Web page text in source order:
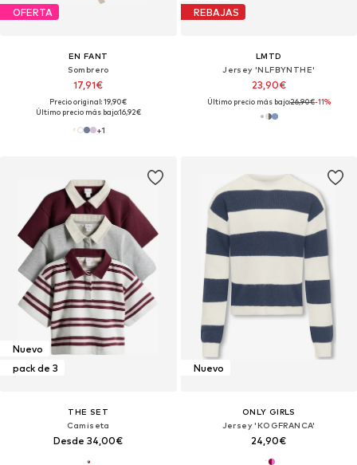
OFERTA
EN FANT
Sombrero
17,91€
Precio original: 19,90€
Último precio más bajo:16,92€
+1
REBAJAS
LMTD
Jersey 'NLFBYNTHE'
23,90€
Último precio más bajo:26,90€-11%
Nuevo
pack de 3
THE SET
Camiseta
Desde 34,00€
Nuevo
ONLY GIRLS
Jersey 'KOGFRANCA'
24,90€